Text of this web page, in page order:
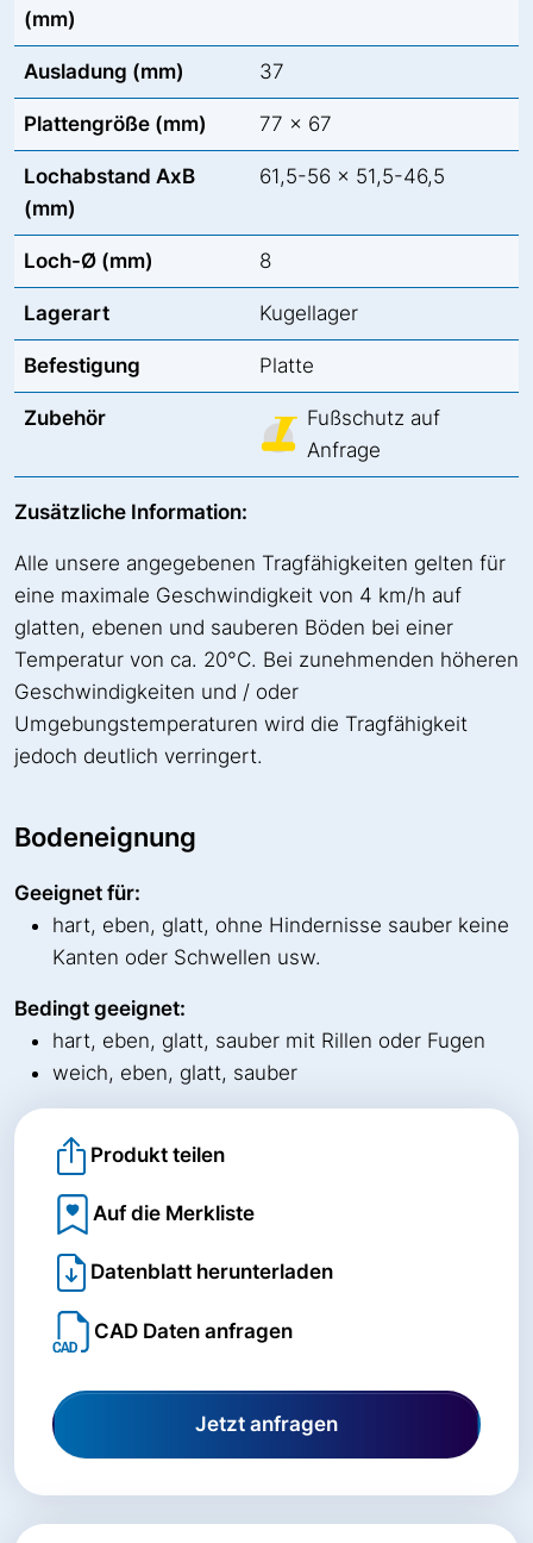
(mm)
Ausladung (mm) 37
Plattengröße (mm) 77 x 67
Lochabstand AxB
(mm)
61,5-56 x 51,5-46,5
Loch-Ø (mm) 8
Lagerart Kugellager
Befestigung Platte
Zubehör
Fußschutz auf
Anfrage
Zusätzliche Information:
Alle unsere angegebenen Tragfähigkeiten gelten für
eine maximale Geschwindigkeit von 4 km/h auf
glatten, ebenen und sauberen Böden bei einer
Temperatur von ca. 20°C. Bei zunehmenden höheren
Geschwindigkeiten und / oder
Umgebungstemperaturen wird die Tragfähigkeit
jedoch deutlich verringert.
Bodeneignung
Geeignet für:
hart, eben, glatt, ohne Hindernisse sauber keine
Kanten oder Schwellen usw.
Bedingt geeignet:
hart, eben, glatt, sauber mit Rillen oder Fugen
weich, eben, glatt, sauber
Produkt teilen
Auf die Merkliste
Datenblatt herunterladen
CAD Daten anfragen
Jetzt anfragen